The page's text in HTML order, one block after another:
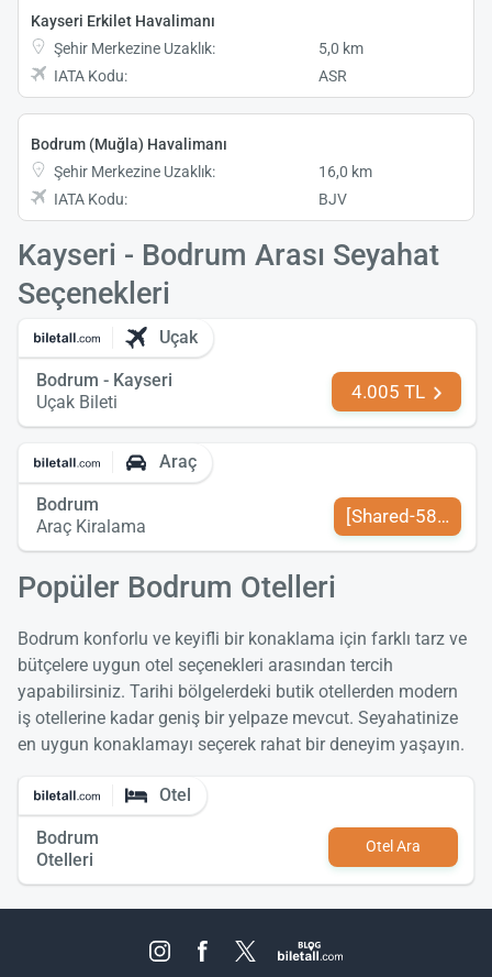
Kayseri Erkilet Havalimanı
Şehir Merkezine Uzaklık:
5,0 km
IATA Kodu:
ASR
Bodrum (Muğla) Havalimanı
Şehir Merkezine Uzaklık:
16,0 km
IATA Kodu:
BJV
Kayseri - Bodrum Arası Seyahat
Seçenekleri
Uçak
Bodrum - Kayseri
Uçak Bileti
4.005 TL
Araç
Bodrum
Araç Kiralama
[Shared-589-tr-
Popüler Bodrum Otelleri
Bodrum konforlu ve keyifli bir konaklama için farklı tarz ve
bütçelere uygun otel seçenekleri arasından tercih
yapabilirsiniz. Tarihi bölgelerdeki butik otellerden modern
iş otellerine kadar geniş bir yelpaze mevcut. Seyahatinize
en uygun konaklamayı seçerek rahat bir deneyim yaşayın.
Otel
Bodrum
Otelleri
Otel Ara